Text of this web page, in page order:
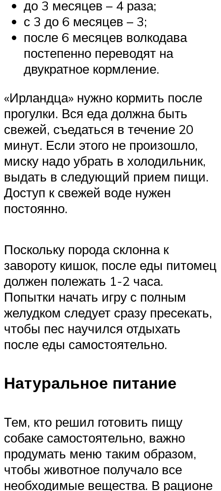
до 3 месяцев – 4 раза;
с 3 до 6 месяцев – 3;
после 6 месяцев волкодава
постепенно переводят на
двукратное кормление.
«Ирландца» нужно кормить после
прогулки. Вся еда должна быть
свежей, съедаться в течение 20
минут. Если этого не произошло,
миску надо убрать в холодильник,
выдать в следующий прием пищи.
Доступ к свежей воде нужен
постоянно.
Поскольку порода склонна к
завороту кишок, после еды питомец
должен полежать 1-2 часа.
Попытки начать игру с полным
желудком следует сразу пресекать,
чтобы пес научился отдыхать
после еды самостоятельно.
Натуральное питание
Тем, кто решил готовить пищу
собаке самостоятельно, важно
продумать меню таким образом,
чтобы животное получало все
необходимые вещества. В рационе